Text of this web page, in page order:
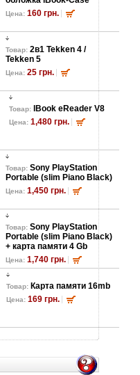
Цена: 160 грн.
Товар: 2в1 Tekken 4 /
Tekken 5
Цена: 25 грн.
Товар: lBook eReader V8
Цена: 1,480 грн.
Товар: Sony PlayStation
Portable (slim Piano Black)
Цена: 1,450 грн.
Товар: Sony PlayStation
Portable (slim Piano Black)
+ карта памяти 4 Gb
Цена: 1,740 грн.
Товар: Карта памяти 16mb
Цена: 169 грн.